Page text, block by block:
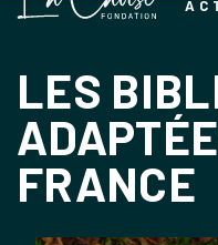
the
LES
FRANCE